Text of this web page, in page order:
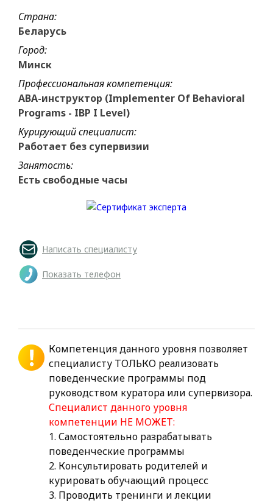
Страна:
Беларусь
Город:
Минск
Профессиональная компетенция:
ABA-инструктор (Implementer Of Behavioral
Programs - IBP I Level)
Курирующий специалист:
Работает без супервизии
Занятость:
Есть свободные часы
Написать специалисту
Показать телефон
Компетенция данного уровня позволяет
специалисту ТОЛЬКО реализовать
поведенческие программы под
руководством куратора или супервизора.
Специалист данного уровня
компетенции НЕ МОЖЕТ:
1. Самостоятельно разрабатывать
поведенческие программы
2. Консультировать родителей и
курировать обучающий процесс
3. Проводить тренинги и лекции